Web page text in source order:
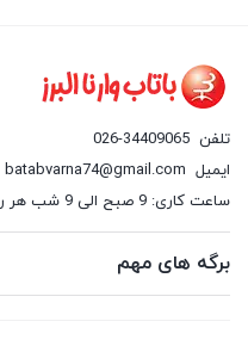
تلفن 026-34409065
ایمیل batabvarna74@gmail.com
ساعت کاری: 9 صبح الی 9 شب هر روز هفته
برگه های مهم